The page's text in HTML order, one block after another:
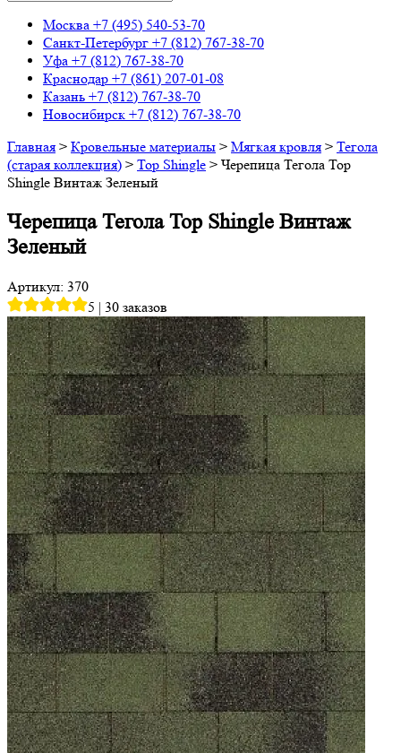
Москва +7 (495) 540-53-70
Санкт-Петербург +7 (812) 767-38-70
Уфа +7 (812) 767-38-70
Краснодар +7 (861) 207-01-08
Казань +7 (812) 767-38-70
Новосибирск +7 (812) 767-38-70
Главная > Кровельные материалы > Мягкая кровля > Тегола
(старая коллекция) > Top Shingle > Черепица Тегола Top
Shingle Винтаж Зеленый
Черепица Тегола Top Shingle Винтаж
Зеленый
Артикул: 370
5 | 30 заказов